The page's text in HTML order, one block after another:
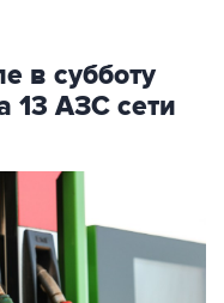
в субботу
13 АЗС сети